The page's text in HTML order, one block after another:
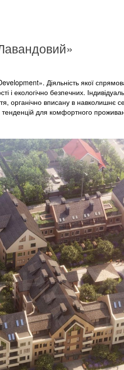
Діяльність якої
і екологічно безпечних.
органічно вписану в
для комфортного